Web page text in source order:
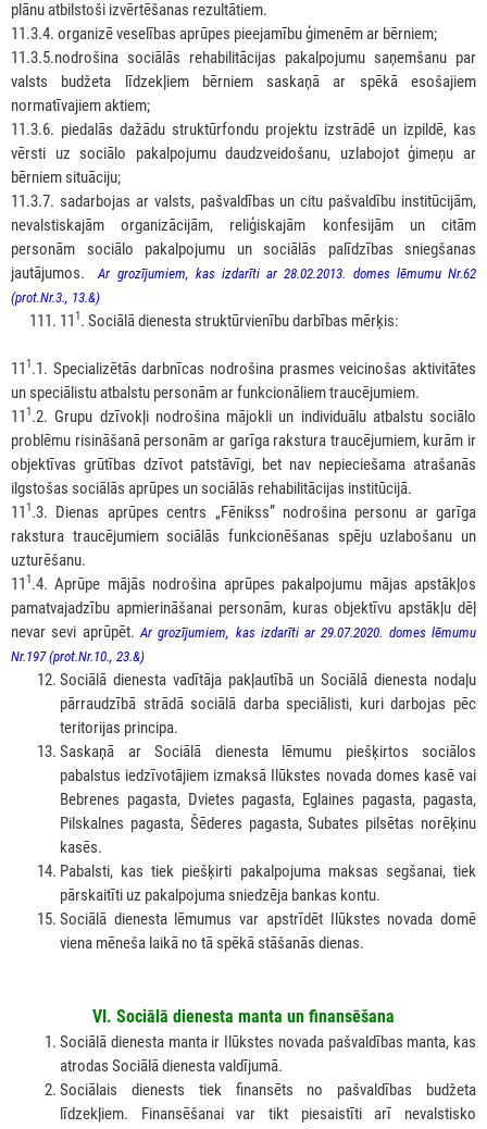
plānu atbilstoši izvērtēšanas rezultātiem.
11.3.4. organizē veselības aprūpes pieejamību ģimenēm ar bērniem;
11.3.5.nodrošina sociālās rehabilitācijas pakalpojumu saņemšanu par
valsts budžeta līdzekļiem bērniem saskaņā ar spēkā esošajiem
normatīvajiem aktiem;
11.3.6. piedalās dažādu struktūrfondu projektu izstrādē un izpildē, kas
vērsti uz sociālo pakalpojumu daudzveidošanu, uzlabojot ģimeņu ar
bērniem situāciju;
11.3.7. sadarbojas ar valsts, pašvaldības un citu pašvaldību institūcijām,
nevalstiskajām organizācijām, reliģiskajām konfesijām un citām
personām sociālo pakalpojumu un sociālās palīdzības sniegšanas
jautājumos.Ar grozījumiem, kas izdarīti ar 28.02.2013. domes lēmumu Nr.62
(prot.Nr.3., 13.&)
111. Sociālā dienesta struktūrvienību darbības mērķis:
111 .1. Specializētās darbnīcas nodrošina prasmes veicinošas aktivitātes
un speciālistu atbalstu personām ar funkcionāliem traucējumiem.
111 .2. Grupu dzīvokļi nodrošina mājokli un individuālu atbalstu sociālo
problēmu risināšanā personām ar garīga rakstura traucējumiem, kurām ir
objektīvas grūtības dzīvot patstāvīgi, bet nav nepieciešama atrašanās
ilgstošas sociālās aprūpes un sociālās rehabilitācijas institūcijā.
111 .3. Dienas aprūpes centrs „Fēnikss” nodrošina personu ar garīga
rakstura traucējumiem sociālās funkcionēšanas spēju uzlabošanu un
uzturēšanu.
111 .4. Aprūpe mājās nodrošina aprūpes pakalpojumu mājas apstākļos
pamatvajadzību apmierināšanai personām, kuras objektīvu apstākļu dēļ
nevar sevi aprūpēt.Ar grozījumiem, kas izdarīti ar 29.07.2020. domes lēmumu
Nr.197 (prot.Nr.10., 23.&)
Sociālā dienesta vadītāja pakļautībā un Sociālā dienesta nodaļu
pārraudzībā strādā sociālā darba speciālisti, kuri darbojas pēc
teritorijas principa.
Saskaņā ar Sociālā dienesta lēmumu piešķirtos sociālos
pabalstus iedzīvotājiem izmaksā Ilūkstes novada domes kasē vai
Bebrenes pagasta, Dvietes pagasta, Eglaines pagasta, pagasta,
Pilskalnes pagasta, Šēderes pagasta, Subates pilsētas norēķinu
kasēs.
Pabalsti, kas tiek piešķirti pakalpojuma maksas segšanai, tiek
pārskaitīti uz pakalpojuma sniedzēja bankas kontu.
Sociālā dienesta lēmumus var apstrīdēt Ilūkstes novada domē
viena mēneša laikā no tā spēkā stāšanās dienas.
VI. Sociālā dienesta manta un finansēšana
Sociālā dienesta manta ir Ilūkstes novada pašvaldības manta, kas
atrodas Sociālā dienesta valdījumā.
Sociālais dienests tiek finansēts no pašvaldības budžeta
līdzekļiem. Finansēšanai var tikt piesaistīti arī nevalstisko